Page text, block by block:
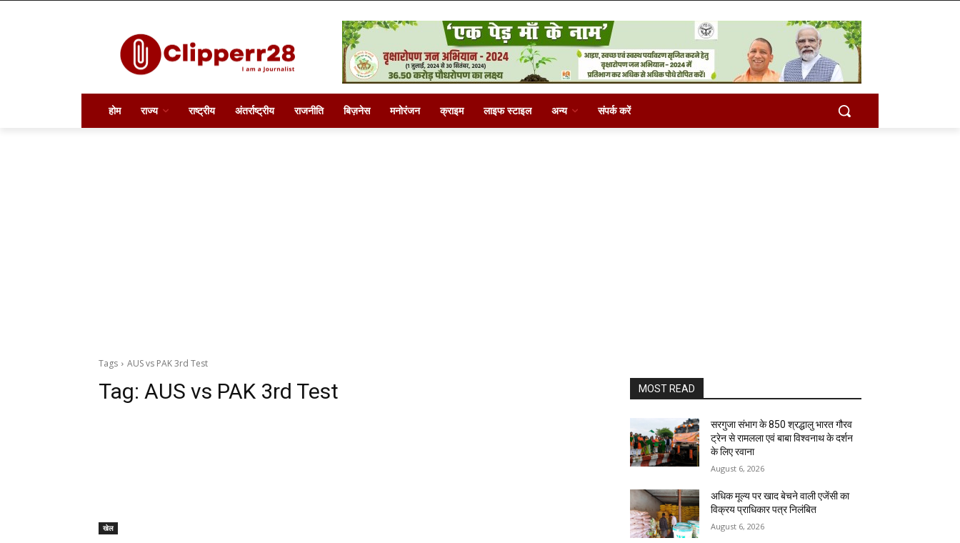
होम राज्य राष्ट्रीय अंतर्राष्ट्रीय राजनीति बिज़नेस मनोरंजन क्राइम लाइफ स्टाइल अन्य संपर्क करें
Tags AUS vs PAK 3rd Test
Tag: AUS vs PAK 3rd Test
खेल
MOST READ
सरगुजा संभाग के 850 श्रद्धालु भारत गौरव
ट्रेन से रामलला एवं बाबा विश्वनाथ के दर्शन
के लिए रवाना
August 6, 2026
अधिक मूल्य पर खाद बेचने वाली एजेंसी का
विक्रय प्राधिकार पत्र निलंबित
August 6, 2026